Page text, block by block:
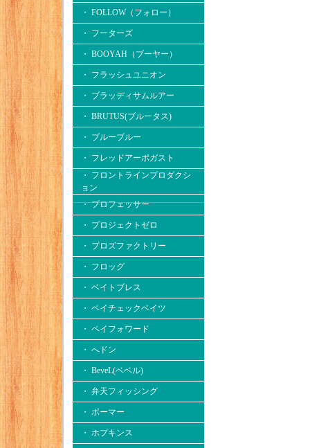
・ FOLLOW（フォロー）
・ フーターズ
・ BOOYAH（ブーヤー）
・ フラッシュユニオン
・ ブラッディサムルアー
・ BRUTUS(ブルータス)
・ ブルーブルー
・ フレッドアーボガスト
・ フロントラインプロダクシ
ョン
・ プロフェッサー
・ プロジェクトゼロ
・ プロズファクトリー
・ フロッグ
・ ベイトブレス
・ ペイチェックベイツ
・ ペイフォワード
・ へドン
・ BeveL(ベベル)
・ 弁天フィッシング
・ ボーマー
・ ホプキンス